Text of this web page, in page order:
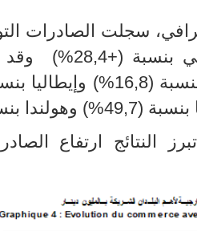
سجلت الصادرات
(+28,4
(%
وقد
(16,8
(% وإيطاليا
(49,7
(% وهولندا
النتائج ارتفاع